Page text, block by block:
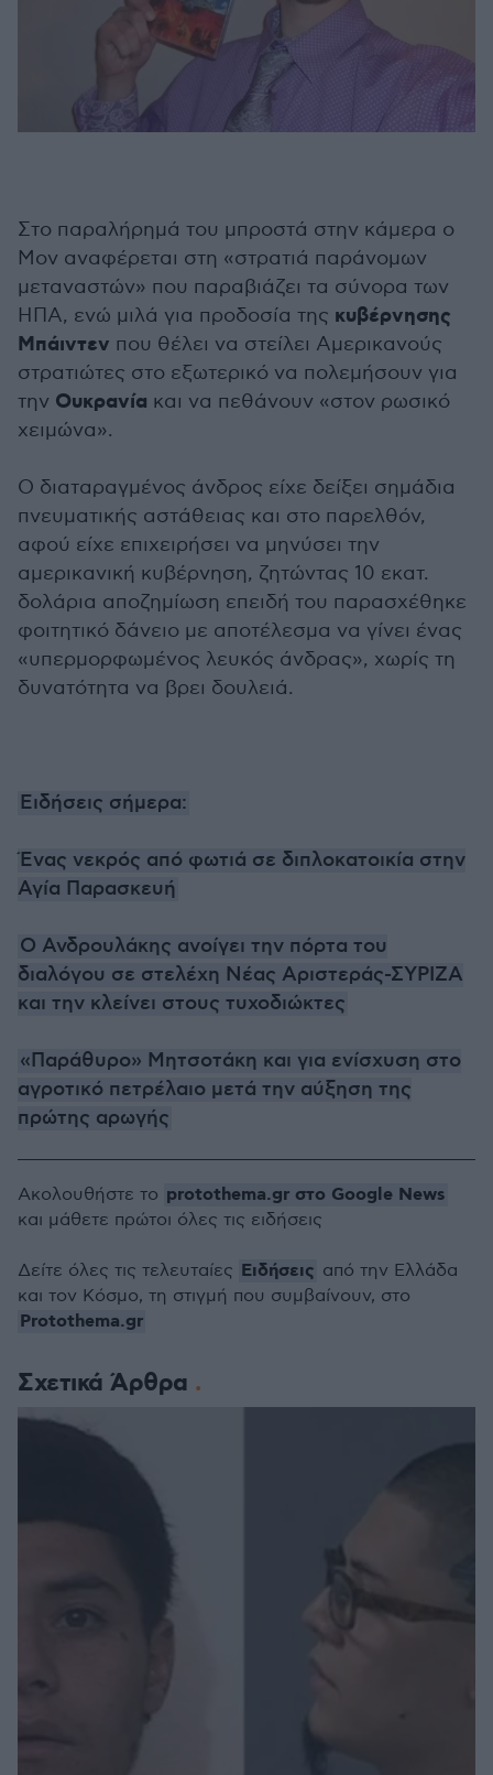
Στο παραλήρημά του μπροστά στην κάμερα ο
Μον αναφέρεται στη «στρατιά παράνομων
μεταναστών» που παραβιάζει τα σύνορα των
ΗΠΑ, ενώ μιλά για προδοσία της κυβέρνησης
Μπάιντεν που θέλει να στείλει Αμερικανούς
στρατιώτες στο εξωτερικό να πολεμήσουν για
την Ουκρανία και να πεθάνουν «στον ρωσικό
χειμώνα».
Ο διαταραγμένος άνδρος είχε δείξει σημάδια
πνευματικής αστάθειας και στο παρελθόν,
αφού είχε επιχειρήσει να μηνύσει την
αμερικανική κυβέρνηση, ζητώντας 10 εκατ.
δολάρια αποζημίωση επειδή του παρασχέθηκε
φοιτητικό δάνειο με αποτέλεσμα να γίνει ένας
«υπερμορφωμένος λευκός άνδρας», χωρίς τη
δυνατότητα να βρει δουλειά.
Ειδήσεις σήμερα:
Ένας νεκρός από φωτιά σε διπλοκατοικία στην
Αγία Παρασκευή
Ο Ανδρουλάκης ανοίγει την πόρτα του
διαλόγου σε στελέχη Νέας Αριστεράς-ΣΥΡΙΖΑ
και την κλείνει στους τυχοδιώκτες
«Παράθυρο» Μητσοτάκη και για ενίσχυση στο
αγροτικό πετρέλαιο μετά την αύξηση της
πρώτης αρωγής
Σχετικά Άρθρα
Ακολουθήστε το protothema.gr στο Google News
και μάθετε πρώτοι όλες τις ειδήσεις
Δείτε όλες τις τελευταίες Ειδήσεις από την Ελλάδα
και τον Κόσμο, τη στιγμή που συμβαίνουν, στο
Protothema.gr